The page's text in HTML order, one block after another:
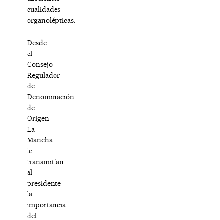
cualidades
organolépticas.
Desde
el
Consejo
Regulador
de
Denominación
de
Origen
La
Mancha
le
transmitían
al
presidente
la
importancia
del